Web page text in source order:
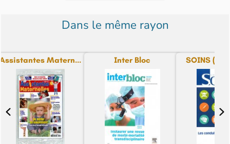
Dans le même rayon
Assistantes Matern... Inter Bloc SOINS (la